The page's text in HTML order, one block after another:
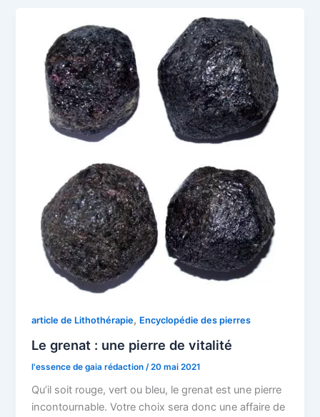
article de Lithothérapie, Encyclopédie des pierres
Le grenat : une pierre de vitalité
l'essence de gaia rédaction /20 mai 2021
Qu’il soit rouge, vert ou bleu, le grenat est une pierre
incontournable. Votre choix sera donc une affaire de